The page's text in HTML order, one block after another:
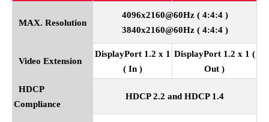
MAX. Resolution
4096x2160@60Hz ( 4:4:4 )
3840x2160@60Hz ( 4:4:4 )
Video Extension
DisplayPort 1.2 x 1
( In )
DisplayPort 1.2 x 1 (
Out )
HDCP
Compliance
HDCP 2.2 and HDCP 1.4